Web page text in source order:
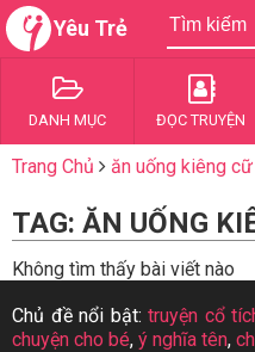
Yêu Trẻ
DANH MỤC ĐỌC TRUYỆN
Trang Chủ ăn uống kiêng
TAG: ĂN UỐNG
Không tìm thấy bài viết nào
Chủ đề nổi bật:truyện cổ
chuyện cho bé, ý nghĩa tên,